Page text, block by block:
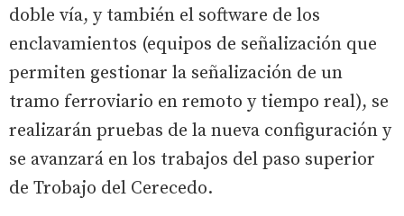
doble vía, y también el software de los
enclavamientos (equipos de señalización que
permiten gestionar la señalización de un
tramo ferroviario en remoto y tiempo real), se
realizarán pruebas de la nueva configuración y
se avanzará en los trabajos del paso superior
de Trobajo del Cerecedo.